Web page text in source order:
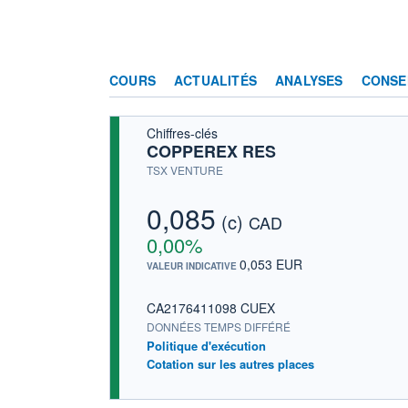
COURS ACTUALITÉS ANALYSES
Chiffres-clés
COPPEREX RES
TSX VENTURE
0,085 (c) CAD
0,00%
VALEUR INDICATIVE 0,053 EUR
CA2176411098 CUEX
DONNÉES TEMPS DIFFÉRÉ
Politique d'exécution
Cotation sur les autres places